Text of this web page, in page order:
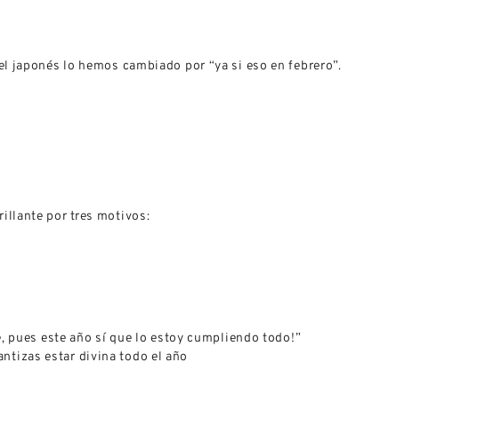
lo hemos cambiado por “ya si eso en febrero”.
por tres motivos:
pues este año sí que lo estoy cumpliendo todo!”
estar divina todo el año